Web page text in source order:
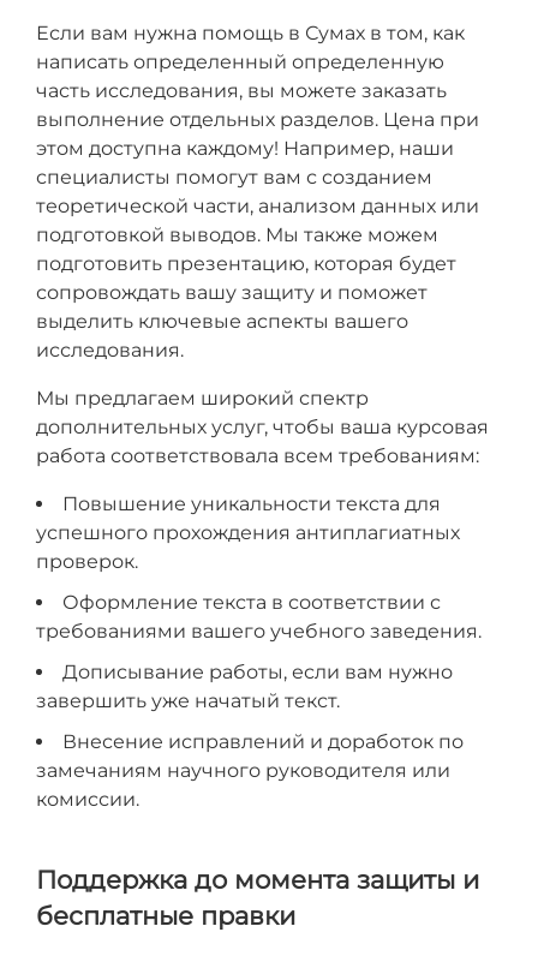
Если вам нужна помощь в Сумах в том, как
написать определенный определенную
часть исследования, вы можете заказать
выполнение отдельных разделов. Цена при
этом доступна каждому! Например, наши
специалисты помогут вам с созданием
теоретической части, анализом данных или
подготовкой выводов. Мы также можем
подготовить презентацию, которая будет
сопровождать вашу защиту и поможет
выделить ключевые аспекты вашего
исследования.
Мы предлагаем широкий спектр
дополнительных услуг, чтобы ваша курсовая
работа соответствовала всем требованиям:
Повышение уникальности текста для
успешного прохождения антиплагиатных
проверок.
Оформление текста в соответствии с
требованиями вашего учебного заведения.
Дописывание работы, если вам нужно
завершить уже начатый текст.
Внесение исправлений и доработок по
замечаниям научного руководителя или
комиссии.
Поддержка до момента защиты и
бесплатные правки